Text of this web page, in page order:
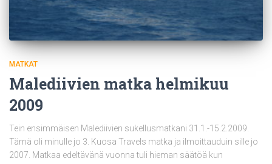
MATKAT
Malediivien matka helmikuu
2009
Tein ensimmäisen Malediivien sukellusmatkani 31.1.-15.2.2009.
Tämä oli minulle jo 3. Kuosa Travels matka ja ilmoittauduin sille jo
2007. Matkaa edeltävänä vuonna tuli hieman säätöä kun